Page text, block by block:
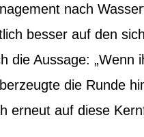
nach
besser auf den
die Aussage: „Wenn
die Runde
erneut auf diese